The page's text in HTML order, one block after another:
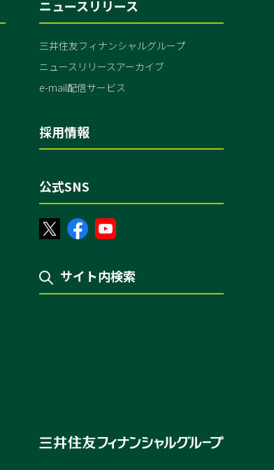
ニュースリリース
三井住友フィナンシャルグループ
ニュースリリースアーカイブ
e-mail配信サービス
採用情報
公式SNS
サイト内検索